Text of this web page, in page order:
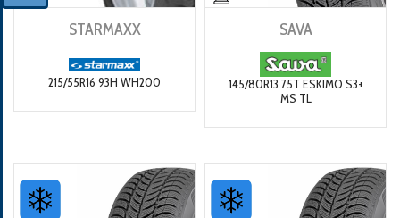
STARMAXX
215/55R16 93H WH200
SAVA
145/80R13 75T ESKIMO S3+
MS TL